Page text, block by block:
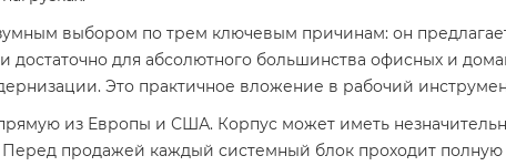
выбором по трем ключевым причинам: он
достаточно для абсолютного большинства офисных и
Это практичное вложение в рабочий
из Европы и США. Корпус может иметь
Перед продажей каждый системный блок проходит